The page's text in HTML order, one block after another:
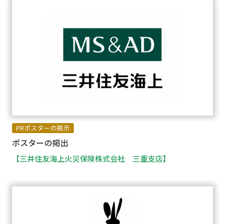
PRポスターの掲示
ポスターの掲出
【三井住友海上火災保険株式会社 三重支店】